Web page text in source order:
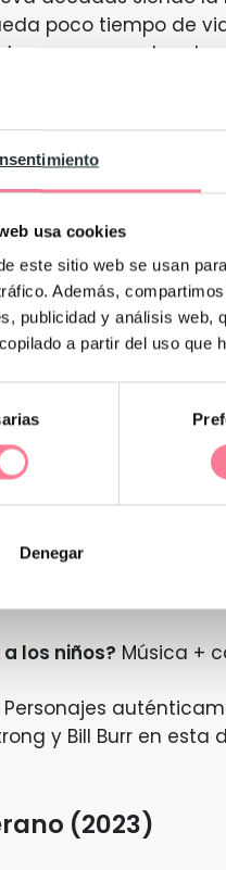
usa cookies
este sitio web se usan
Además,
publicidad y análisis web,
a partir del uso que
Denegar
poco tiempo de
cosas se salen de
los niños? Música +
Personajes
y Bill Burr en
(2023)